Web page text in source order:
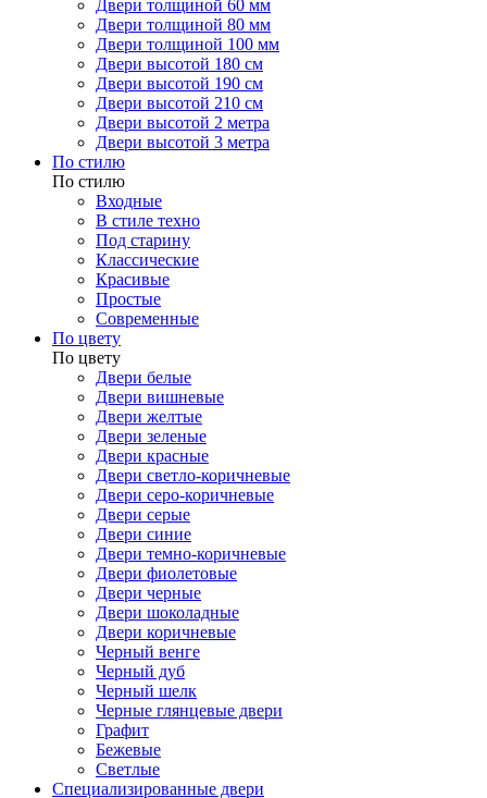
Двери толщиной 60 мм
Двери толщиной 80 мм
Двери толщиной 100 мм
Двери высотой 180 см
Двери высотой 190 см
Двери высотой 210 см
Двери высотой 2 метра
Двери высотой 3 метра
По стилю
По стилю
Входные
В стиле техно
Под старину
Классические
Красивые
Простые
Современные
По цвету
По цвету
Двери белые
Двери вишневые
Двери желтые
Двери зеленые
Двери красные
Двери светло-коричневые
Двери серо-коричневые
Двери серые
Двери синие
Двери темно-коричневые
Двери фиолетовые
Двери черные
Двери шоколадные
Двери коричневые
Черный венге
Черный дуб
Черный шелк
Черные глянцевые двери
Графит
Бежевые
Светлые
Специализированные двери